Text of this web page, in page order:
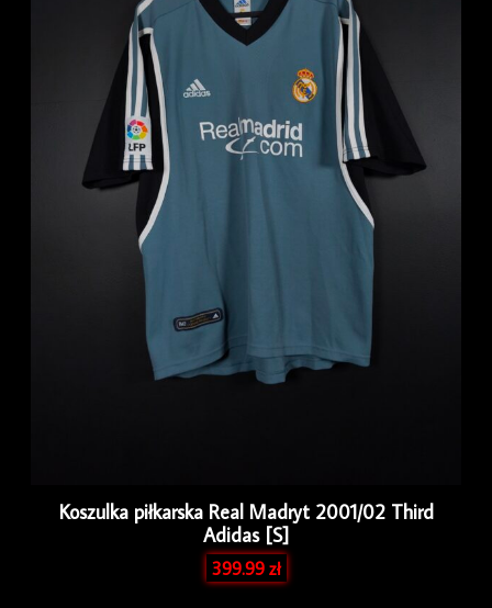
Koszulka piłkarska Real Madryt 2001/02 Third
Adidas [S]
399.99zł